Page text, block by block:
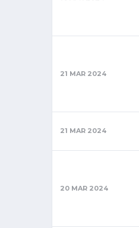
21 MAR 2024
21 MAR 2024
20 MAR 2024